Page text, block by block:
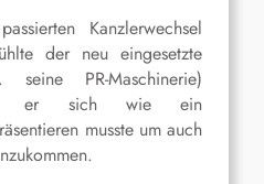
Kanzlerwechsel
der neu eingesetzte
PR-Maschinerie)
er sich wie ein
musste um auch